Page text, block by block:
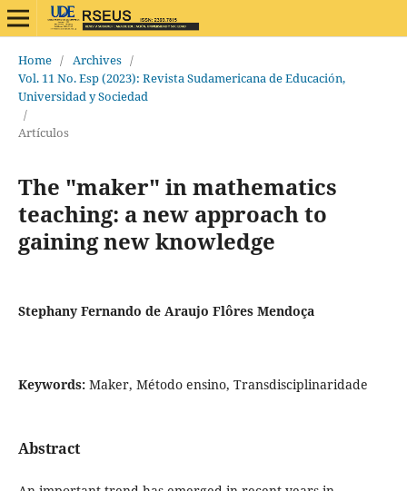
Home / Archives /
Vol. 11 No. Esp (2023): Revista Sudamericana de Educación,
Universidad y Sociedad
/
Artículos
The "maker" in mathematics
teaching: a new approach to
gaining new knowledge
Stephany Fernando de Araujo Flôres Mendoça
Keywords: Maker, Método ensino, Transdisciplinaridade
Abstract